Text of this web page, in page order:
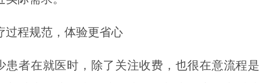
过程规范，体验更省心
患者在就医时，除了关注收费，也很在意流程是